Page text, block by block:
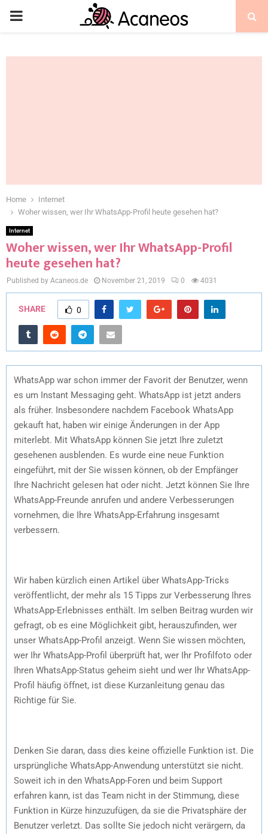
Home
Internet
Woher wissen, wer Ihr WhatsApp-Profil heute gesehen hat?
Internet
Woher wissen, wer Ihr WhatsApp-Profil
heute gesehen hat?
Published by Acaneos.de November 21, 2019 0 4031
SHARE 0
WhatsApp war schon immer der Favorit der Benutzer, wenn
es um Instant Messaging geht. WhatsApp ist jetzt anders
als früher. Insbesondere nachdem Facebook WhatsApp
gekauft hat, haben wir einige Änderungen in der App
miterlebt. Mit WhatsApp können Sie jetzt Ihre zuletzt
gesehenen ausblenden. Es wurde eine neue Funktion
eingeführt, mit der Sie wissen können, ob der Empfänger
Ihre Nachricht gelesen hat oder nicht. Jetzt können Sie Ihre
WhatsApp-Freunde anrufen und andere Verbesserungen
vornehmen, die Ihre WhatsApp-Erfahrung insgesamt
verbessern.
Wir haben kürzlich einen Artikel über WhatsApp-Tricks
veröffentlicht, der mehr als 15 Tipps zur Verbesserung Ihres
WhatsApp-Erlebnisses enthält. Im selben Beitrag wurden wir
gefragt, ob es eine Möglichkeit gibt, herauszufinden, wer
unser WhatsApp-Profil anzeigt. Wenn Sie wissen möchten,
wer Ihr WhatsApp-Profil überprüft hat, wer Ihr Profilfoto oder
Ihren WhatsApp-Status geheim sieht und wer Ihr WhatsApp-
Profil häufig öffnet, ist diese Kurzanleitung genau das
Richtige für Sie.
Denken Sie daran, dass dies keine offizielle Funktion ist. Die
ursprüngliche WhatsApp-Anwendung unterstützt sie nicht.
Soweit ich in den WhatsApp-Foren und beim Support
erfahren kann, ist das Team nicht in der Stimmung, diese
Funktion in Kürze hinzuzufügen, da sie die Privatsphäre der
Benutzer verletzt. Das sollte Sie jedoch nicht verärgern, da